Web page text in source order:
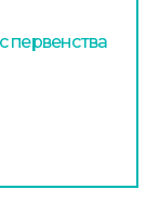
первенства